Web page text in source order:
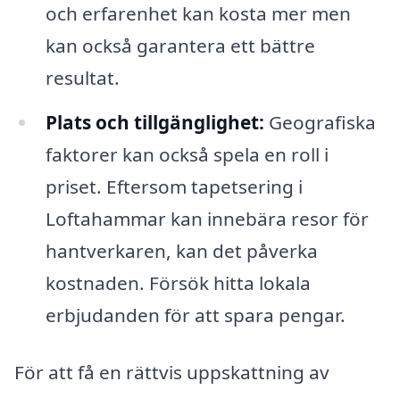
och erfarenhet kan kosta mer men
kan också garantera ett bättre
resultat.
Plats och tillgänglighet: Geografiska
faktorer kan också spela en roll i
priset. Eftersom tapetsering i
Loftahammar kan innebära resor för
hantverkaren, kan det påverka
kostnaden. Försök hitta lokala
erbjudanden för att spara pengar.
För att få en rättvis uppskattning av